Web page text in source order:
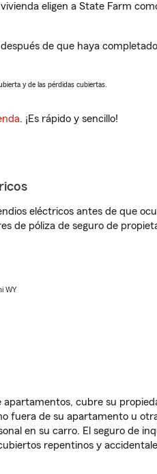
eligen a State Farm
de que haya
y de las pérdidas cubiertas.
. ¡Es rápido y sencillo!
eléctricos antes de que
de póliza de seguro de
WY
cubre su
fuera de su apartamento u
en su carro. El seguro de
repentinos y